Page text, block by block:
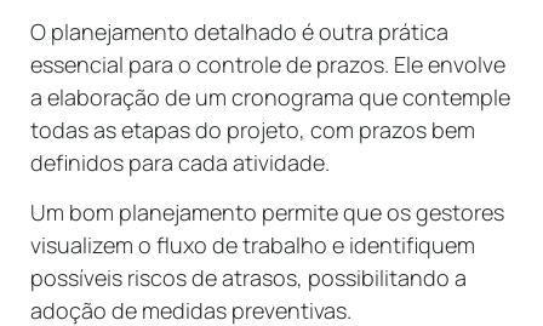
O planejamento detalhado é outra prática
essencial para o controle de prazos. Ele envolve
a elaboração de um cronograma que contemple
todas as etapas do projeto, com prazos bem
definidos para cada atividade.
Um bom planejamento permite que os gestores
visualizem o fluxo de trabalho e identifiquem
possíveis riscos de atrasos, possibilitando a
adoção de medidas preventivas.